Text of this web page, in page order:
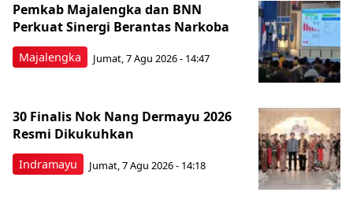
Majalengka
Pemkab Majalengka dan BNN
Perkuat Sinergi Berantas Narkoba
Jumat, 7 Agu 2026 - 14:47
Indramayu
30 Finalis Nok Nang Dermayu 2026
Resmi Dikukuhkan
Jumat, 7 Agu 2026 - 14:18